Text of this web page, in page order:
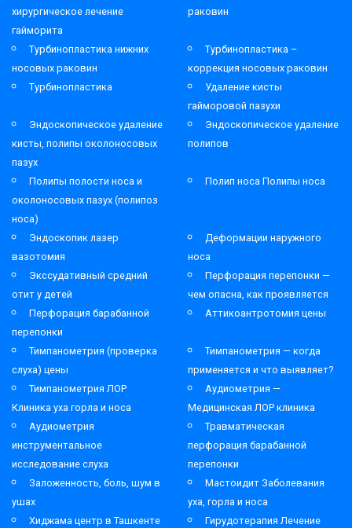
хирургическое лечение
гайморита
раковин
Турбинопластика нижних
носовых раковин
Турбинопластика –
коррекция носовых раковин
Турбинопластика
Удаление кисты
гайморовой пазухи
Эндоскопическое удаление
кисты, полипы околоносовых
пазух
Эндоскопическое удаление
полипов
Полипы полости носа и
околоносовых пазух (полипоз
носа)
Полип носа Полипы носа
Эндоскопик лазер
вазотомия
Деформации наружного
носа
Экссудативный средний
отит у детей
Перфорация перепонки —
чем опасна, как проявляется
Перфорация барабанной
перепонки
Аттикоантротомия цены
Тимпанометрия (проверка
слуха) цены
Тимпанометрия — когда
применяется и что выявляет?
Тимпанометрия ЛОР
Клиника уха горла и носа
Аудиометрия —
Медицинская ЛОР клиника
Аудиометрия
инструментальное
исследование слуха
Травматическая
перфорация барабанной
перепонки
Заложенность, боль, шум в
ушах
Мастоидит Заболевания
уха, горла и носа
Хиджама центр в Ташкенте
Гирудотерапия Лечение